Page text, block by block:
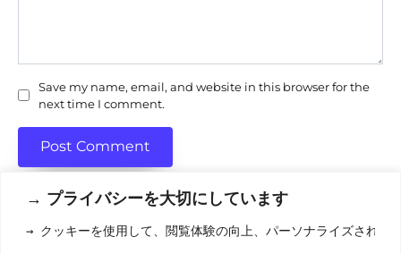
→ プライバシーを大切にしています
→ クッキーを使用して、閲覧体験の向上、パーソナライズされた
Save my name, email, and website in this browser for the
next time I comment.